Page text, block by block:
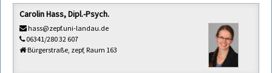
Carolin Hass, Dipl.-Psych.
hass@zepf.uni-landau.de
06341/280 32 607
Bürgerstraße, zepf, Raum 163